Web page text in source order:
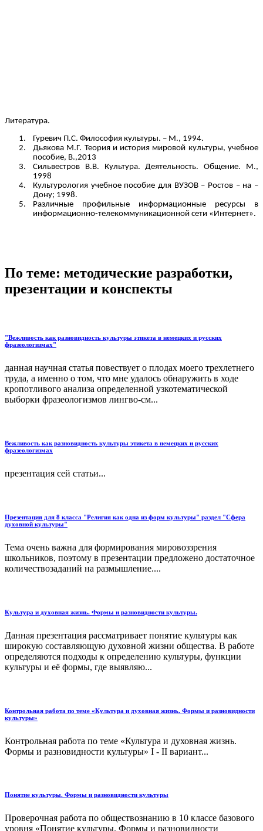
Литература.
Гуревич П.С. Философия культуры. – М., 1994.
Дьякова М.Г. Теория и история мировой культуры, учебное
пособие, В.,2013
Сильвестров В.В. Культура. Деятельность. Общение. М.,
1998
Культурология учебное пособие для ВУЗОВ – Ростов – на –
Дону; 1998.
Различные профильные информационные ресурсы в
информационно-телекоммуникационной сети «Интернет».
По теме: методические разработки,
презентации и конспекты
"Вежливость как разновидность культуры этикета в немецких и русских
фразеологизмах"
данная научная статья повествует о плодах моего трехлетнего
труда, а именно о том, что мне удалось обнаружить в ходе
кропотливого анализа определенной узкотематической
выборки фразеологизмов лингво-см...
Вежливость как разновидность культуры этикета в немецких и русских
фразеологизмах
презентация сей статьи...
Презентация для 8 класса "Религия как одна из форм культуры" раздел "Сфера
духовной культуры"
Тема очень важна для формирования мировоззрения
школьников, поэтому в презентации предложено достаточное
количествозаданий на размышление....
Культура и духовная жизнь. Формы и разновидности культуры.
Данная презентация рассматривает понятие культуры как
широкую составляющую духовной жизни общества. В работе
определяются подходы к определению культуры, функции
культуры и её формы, где выявляю...
Контрольная работа по теме «Культура и духовная жизнь. Формы и разновидности
культуры»
Контрольная работа по теме «Культура и духовная жизнь.
Формы и разновидности культуры» I - II вариант...
Понятие культуры. Формы и разновидности культуры
Проверочная работа по обществознанию в 10 классе базового
уровня «Понятие культуры. Формы и разновидности